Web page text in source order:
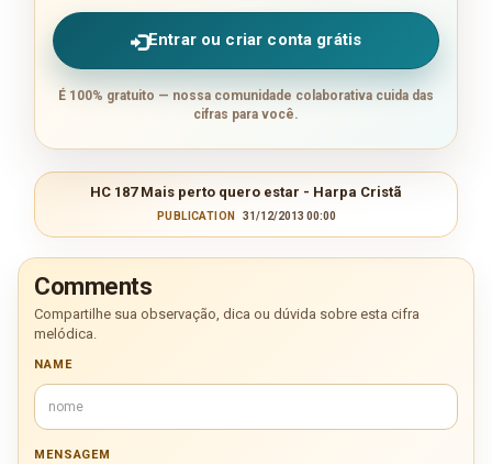
Entrar ou criar conta grátis
É 100% gratuito — nossa comunidade colaborativa cuida das
cifras para você.
HC 187 Mais perto quero estar - Harpa Cristã
PUBLICATION 31/12/2013 00:00
Comments
Compartilhe sua observação, dica ou dúvida sobre esta cifra
melódica.
NAME
MENSAGEM